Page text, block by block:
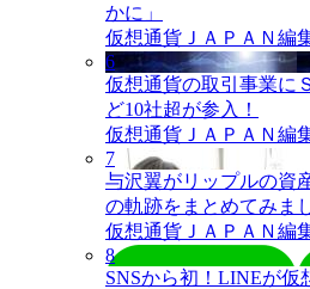
かに」
仮想通貨ＪＡＰＡＮ編
6
仮想通貨の取引事業に
ど10社超が参入！
仮想通貨ＪＡＰＡＮ編
7
与沢翼がリップルの資
の軌跡をまとめてみま
仮想通貨ＪＡＰＡＮ編
8
SNSから初！LINEが仮